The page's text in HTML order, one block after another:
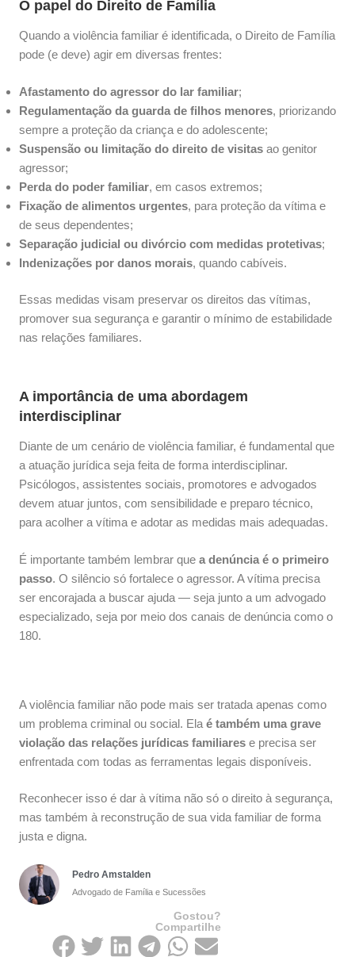
O papel do Direito de Família
Quando a violência familiar é identificada, o Direito de Família
pode (e deve) agir em diversas frentes:
Afastamento do agressor do lar familiar;
Regulamentação da guarda de filhos menores, priorizando
sempre a proteção da criança e do adolescente;
Suspensão ou limitação do direito de visitas ao genitor
agressor;
Perda do poder familiar, em casos extremos;
Fixação de alimentos urgentes, para proteção da vítima e
de seus dependentes;
Separação judicial ou divórcio com medidas protetivas;
Indenizações por danos morais, quando cabíveis.
Essas medidas visam preservar os direitos das vítimas,
promover sua segurança e garantir o mínimo de estabilidade
nas relações familiares.
A importância de uma abordagem
interdisciplinar
Diante de um cenário de violência familiar, é fundamental que
a atuação jurídica seja feita de forma interdisciplinar.
Psicólogos, assistentes sociais, promotores e advogados
devem atuar juntos, com sensibilidade e preparo técnico,
para acolher a vítima e adotar as medidas mais adequadas.
É importante também lembrar que a denúncia é o primeiro
passo. O silêncio só fortalece o agressor. A vítima precisa
ser encorajada a buscar ajuda — seja junto a um advogado
especializado, seja por meio dos canais de denúncia como o
180.
A violência familiar não pode mais ser tratada apenas como
um problema criminal ou social. Ela é também uma grave
violação das relações jurídicas familiares e precisa ser
enfrentada com todas as ferramentas legais disponíveis.
Reconhecer isso é dar à vítima não só o direito à segurança,
mas também à reconstrução de sua vida familiar de forma
justa e digna.
Pedro Amstalden
Advogado de Família e Sucessões
Gostou?
Compartilhe